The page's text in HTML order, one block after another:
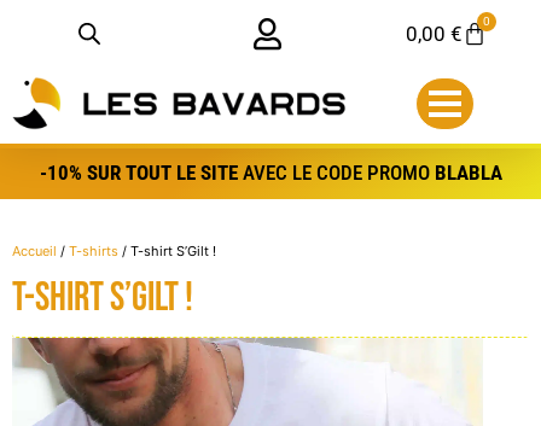
0,00€ 0
Panier
-10% SUR TOUT LE SITEAVEC LE CODE PROMO BLABLA
Accueil / T-shirts / T-shirt S’Gilt !
T-shirt S’Gilt !
Panneau de gestion des bredele